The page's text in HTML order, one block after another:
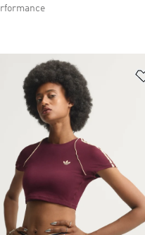
de deseos